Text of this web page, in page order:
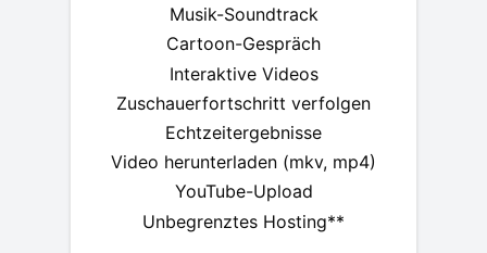
Musik-Soundtrack
Cartoon-Gespräch
Interaktive Videos
Zuschauerfortschritt verfolgen
Echtzeitergebnisse
Video herunterladen (mkv, mp4)
YouTube-Upload
Unbegrenztes Hosting**